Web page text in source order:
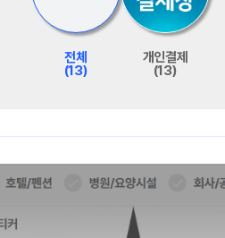
전체
(13)
개인결제
(13)